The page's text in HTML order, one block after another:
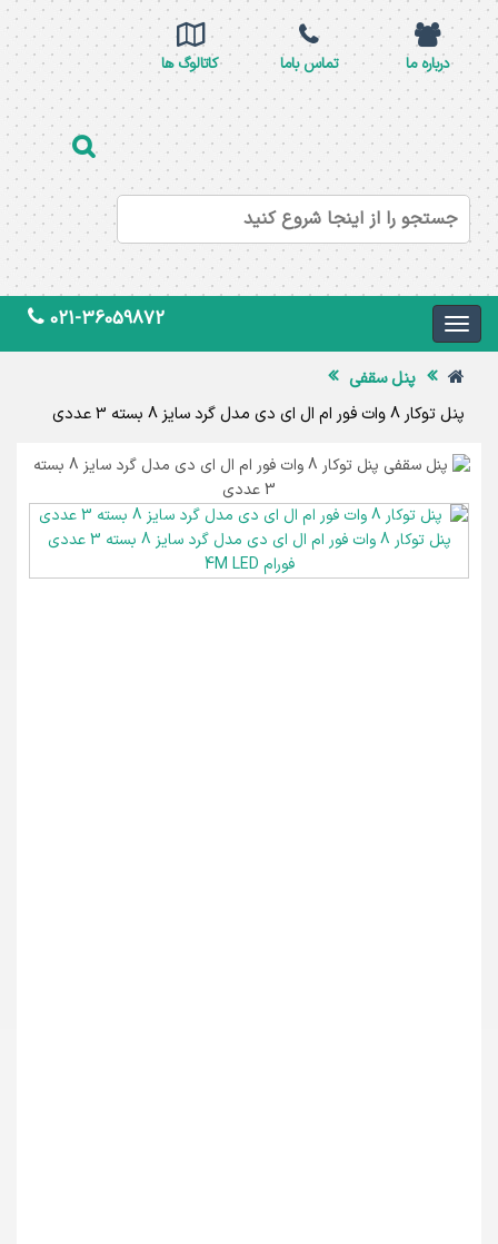
درباره ما تماس باما کاتالوگ ها
021-36059872
پنل سقفی
پنل توکار 8 وات فور ام ال ای دی مدل گرد سایز 8 بسته 3 عددی